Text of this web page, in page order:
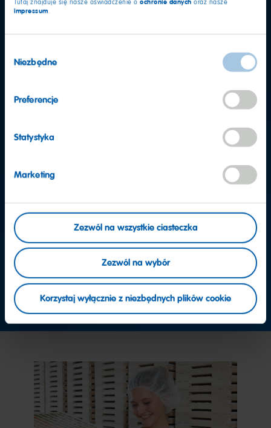
Tutaj znajduje się nasze oświadczenie o oraz nasze
impressum.
zgody
Niezbędne
Preferencje
Statystyka
Marketing
Zezwól na wszystkie ciasteczka
Zezwól na wybór
Korzystaj wyłącznie z niezbędnych plików cookie
Masz dodatkowe pytania?
Nasi pracownicy chętnie Ci pomogą
Skontaktuj się z nami już teraz